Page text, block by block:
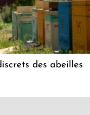
des abeilles